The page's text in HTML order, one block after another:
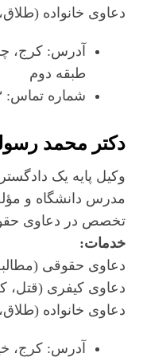
دعاوی خانواده
آدرس: کرج،
طبقه دوم
شماره تماس: ۰۹۳۸۰۸۰۸۵۰۳
دکتر محمد
وکیل پایه یک
مدرس دانشگاه و
تخصص در دعاوی
خدمات:
دعاوی حقوقی
دعاوی کیفری (قتل،
دعاوی خانواده
آدرس: کرج،